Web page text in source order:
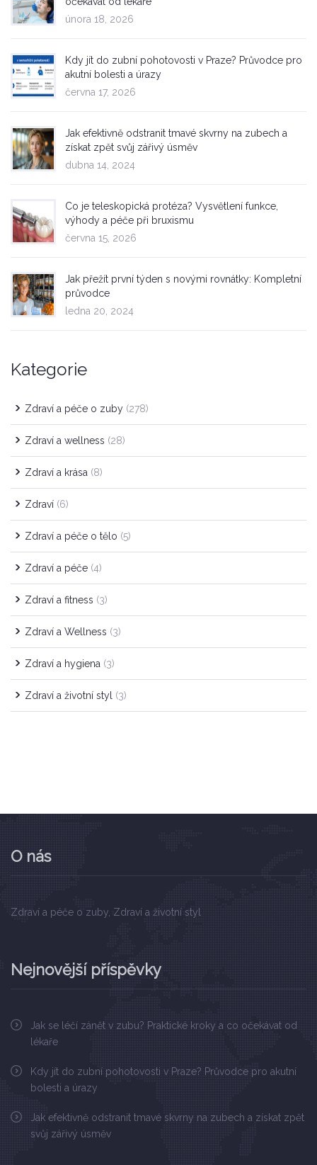
února 18, 2026
Kdy jít do zubní pohotovosti v Praze? Průvodce pro
akutní bolesti a úrazy
června 17, 2026
Jak efektivně odstranit tmavé skvrny na zubech a
získat zpět svůj zářivý úsměv
dubna 14, 2024
Co je teleskopická protéza? Vysvětlení funkce,
výhody a péče při bruxismu
června 15, 2026
Jak přežít první týden s novými rovnátky: Kompletní
průvodce
ledna 20, 2024
Kategorie
Zdraví a péče o zuby (278)
Zdraví a wellness (28)
Zdraví a krása (8)
Zdraví (6)
Zdraví a péče o tělo (5)
Zdraví a péče (4)
Zdraví a fitness (3)
Zdraví a Wellness (3)
Zdraví a hygiena (3)
Zdraví a životní styl (3)
O nás
Zdraví a péče o zuby, Zdraví a životní styl
Nejnovější příspěvky
Jak se léčí zánět v zubu? Praktické kroky a co očekávat od
lékaře
Kdy jít do zubní pohotovosti v Praze? Průvodce pro akutní
bolesti a úrazy
Jak efektivně odstranit tmavé skvrny na zubech a získat zpět
svůj zářivý úsměv